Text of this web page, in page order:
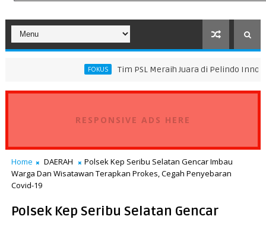
Tim PSL Meraih Juara di Pelindo Innovation Award
RESPONSIVE ADS HERE
Home DAERAH
Polsek Kep Seribu Selatan Gencar Imbau
Warga Dan Wisatawan Terapkan Prokes, Cegah Penyebaran
Covid-19
Polsek Kep Seribu Selatan Gencar